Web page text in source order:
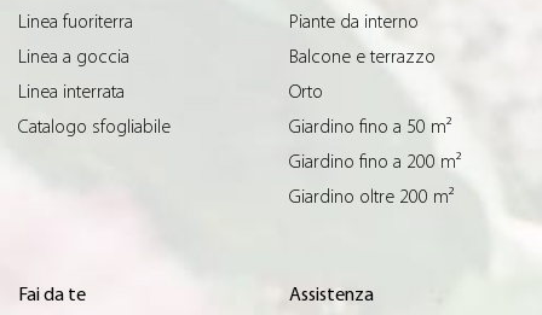
Linea fuoriterra
Linea a goccia
Linea interrata
Catalogo sfogliabile
Piante da interno
Balcone e terrazzo
Orto
Giardino fino a 50 m²
Giardino fino a 200 m²
Giardino oltre 200 m²
Fai da te
Assistenza